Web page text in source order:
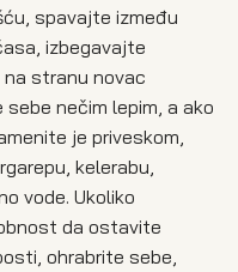
spavajte između
izbegavajte
stranu novac
nečim lepim, a ako
je priveskom,
kelerabu,
vode. Ukoliko
da ostavite
ohrabrite sebe,